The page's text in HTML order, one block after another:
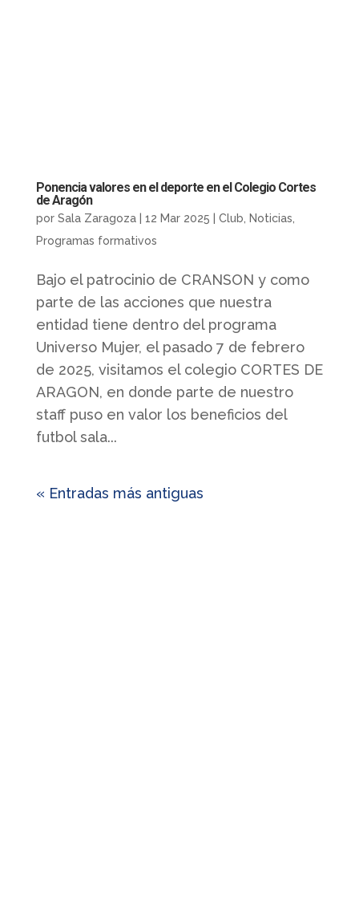
Ponencia valores en el deporte en el Colegio Cortes
de Aragón
por Sala Zaragoza| 12 Mar 2025 Club Noticias
Programas formativos
Bajo el patrocinio de CRANSON y como
parte de las acciones que nuestra
entidad tiene dentro del programa
Universo Mujer, el pasado 7 de febrero
de 2025, visitamos el colegio CORTES DE
ARAGON, en donde parte de nuestro
staff puso en valor los beneficios del
futbol sala...
« Entradas más antiguas